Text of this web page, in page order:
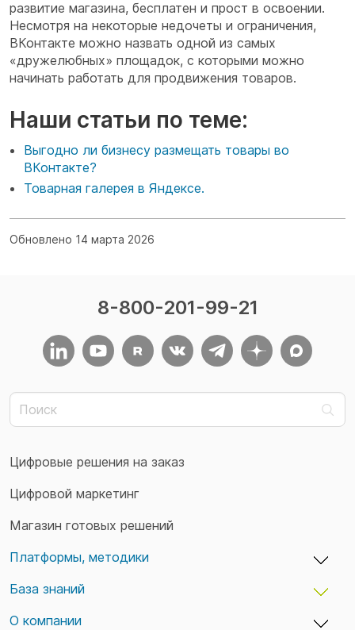
развитие магазина, бесплатен и прост в освоении.
Несмотря на некоторые недочеты и ограничения,
ВКонтакте можно назвать одной из самых
«дружелюбных» площадок, с которыми можно
начинать работать для продвижения товаров.
Наши статьи по теме:
Выгодно ли бизнесу размещать товары во
ВКонтакте?
Товарная галерея в Яндексе.
Обновлено 14 марта 2026
8-800-201-99-21
Цифровые решения на заказ
Цифровой маркетинг
Магазин готовых решений
Платформы, методики
adxCMS — бизнес-платформы и сайты
TaskTracker — учет времени и задач
База знаний
Кейсы
О компании